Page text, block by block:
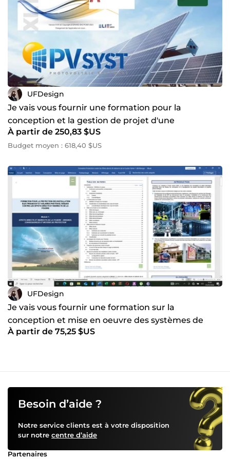
UFDesign
Je vais vous fournir une formation pour la
conception et la gestion de projet d'une
installation solaire pv
À partir de 250,83 $US
Budget moyen : 618,40 $US
UFDesign
Je vais vous fournir une formation sur la
conception et mise en oeuvre des systèmes de
protection foudre
À partir de 75,25 $US
Besoin d’aide ?
Notre service clients est à votre disposition
sur notre centre d’aide
Partenaires